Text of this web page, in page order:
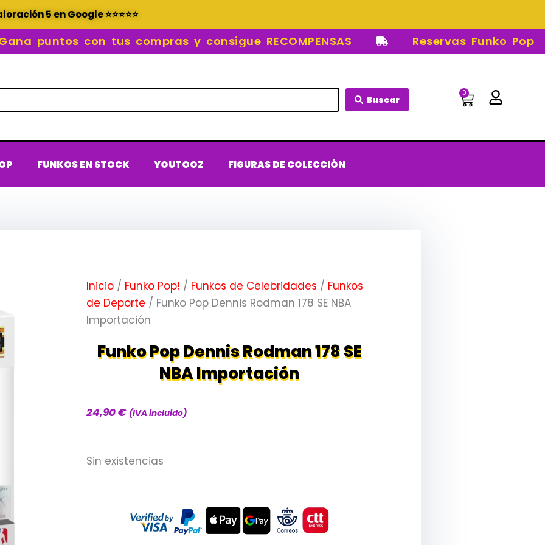
5 en Google ⭐⭐⭐⭐⭐
puntos con tus compras y consigue RECOMPENSAS Reservas Funko Pop
Buscar
0
Carrito
FUNKOS EN STOCK YOUTOOZ FIGURAS DE COLECCIÓN
Inicio / Funko Pop! / Funkos de Celebridades / Funkos
de Deporte / Funko Pop Dennis Rodman 178 SE NBA
Importación
Funko Pop Dennis Rodman 178 SE
NBA Importación
24,90€ (IVA incluido)
Sin existencias